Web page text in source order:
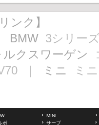
ンク】
BMW 3シリー
クスワーゲン
｜ ミニ ミニ
MINI
ボ
サーブ